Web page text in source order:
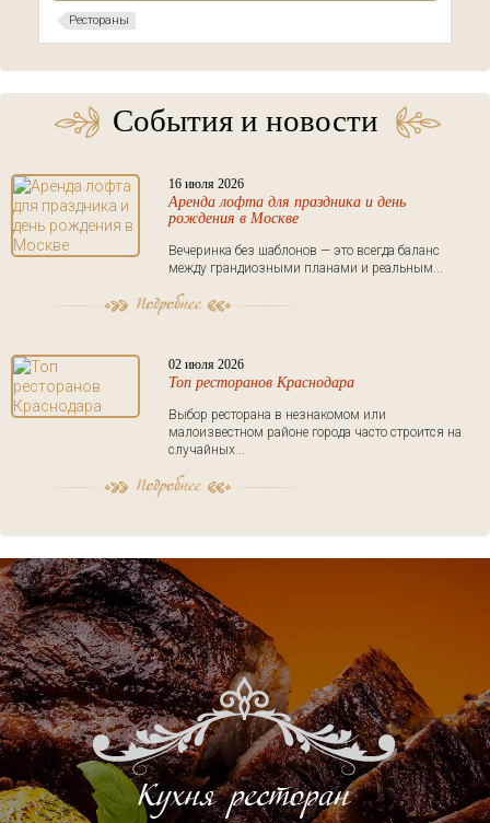
Рестораны
События и новости
16 июля 2026
Аренда лофта для праздника и день
рождения в Москве
Вечеринка без шаблонов — это всегда баланс
между грандиозными планами и реальным...
02 июля 2026
Топ ресторанов Краснодара
Выбор ресторана в незнакомом или
малоизвестном районе города часто строится на
случайных...